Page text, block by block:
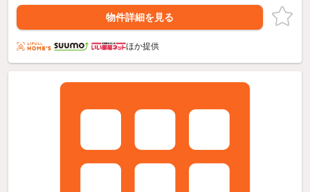
物件詳細を見る
ほか提供